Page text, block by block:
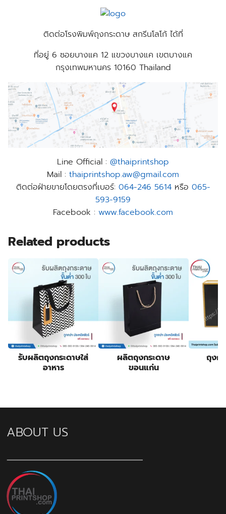
ติดต่อโรงพิมพ์ถุงกระดาษ สกรีนโลโก้ ได้ที่
ที่อยู่ 6 ซอยบางแค 12 แขวงบางแค เขตบางแค
กรุงเทพมหานคร 10160 Thailand
Line Official : @thaiprintshop
Mail : thaiprintshop.aw@gmail.com
ติดต่อฝ่ายขายโดยตรงที่เบอร์: 064-246 5614หรือ 065-
593-9159
Facebook : www.facebook.com
Related products
รับผลิตถุงกระดาษใส่
อาหาร
ผลิตถุงกระดาษ
ขอนแก่น
ถุงก
ABOUT US